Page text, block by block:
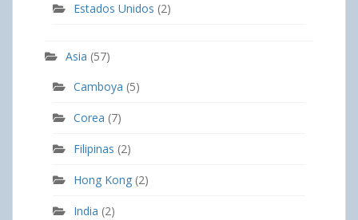
Estados Unidos (2)
Asia (57)
Camboya (5)
Corea (7)
Filipinas (2)
Hong Kong (2)
India (2)